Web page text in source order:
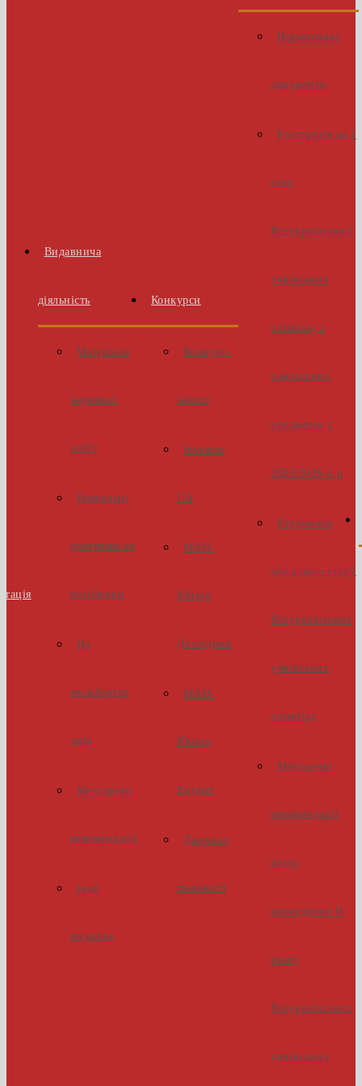
Видавнича
діяльність
Матеріали
наукових
робіт
Навчальні
програми та
посібники
На
мольбертах
днів
Методичні
рекомендації
Інші
видання
Конкурси
Конкурс-
захист
Inventor
UA
МАН-
Юніор
Дослідник
МАН-
Юніор
Ерудит
Джерело
творчості
Нормативні
документи
Реєстрація на І
етап
Всеукраїнських
учнівських
олімпіад з
навчальних
предметів у
2025/2026 н.р
Результати
обласного етапу
Всеукраїнських
учнівських
олімпіад
Методичні
рекомендації
щодо
проведення ІІ
етапу
Всеукраїнських
учнівських